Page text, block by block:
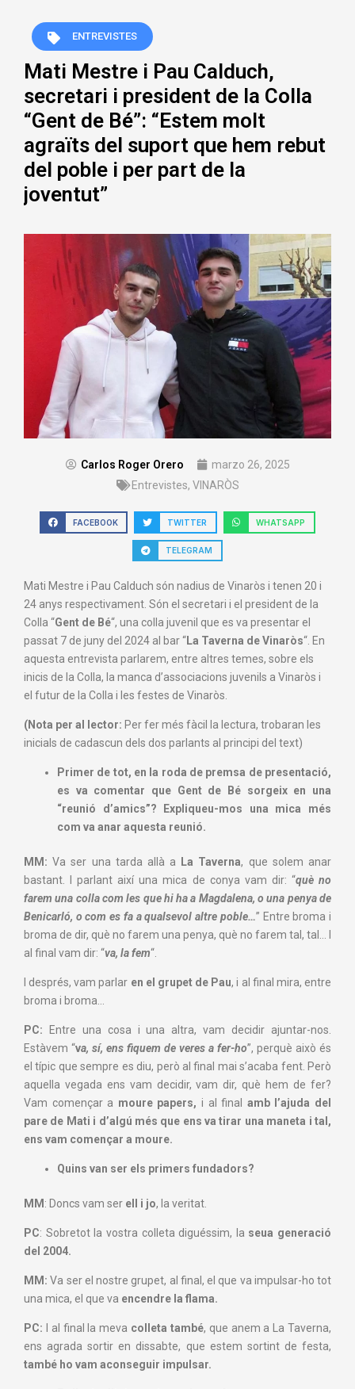
ENTREVISTES
Mati Mestre i Pau Calduch,
secretari i president de la Colla
“Gent de Bé”: “Estem molt
agraïts del suport que hem rebut
del poble i per part de la
joventut”
Carlos Roger Orero
marzo 26, 2025
Entrevistes, VINARÒS
FACEBOOK TWITTER WHATSAPP
TELEGRAM
Mati Mestre i Pau Calduch són nadius de Vinaròs i tenen 20 i
24 anys respectivament. Són el secretari i el president de la
Colla “Gent de Bé“, una colla juvenil que es va presentar el
passat 7 de juny del 2024 al bar “La Taverna de Vinaròs“. En
aquesta entrevista parlarem, entre altres temes, sobre els
inicis de la Colla, la manca d’associacions juvenils a Vinaròs i
el futur de la Colla i les festes de Vinaròs.
(Nota per al lector: Per fer més fàcil la lectura, trobaran les
inicials de cadascun dels dos parlants al principi del text)
Primer de tot, en la roda de premsa de presentació,
es va comentar que Gent de Bé sorgeix en una
“reunió d’amics”? Expliqueu-mos una mica més
com va anar aquesta reunió.
MM: Va ser una tarda allà a La Taverna, que solem anar
bastant. I parlant així una mica de conya vam dir: “què no
farem una colla com les que hi ha a Magdalena, o una penya de
Benicarló, o com es fa a qualsevol altre poble…” Entre broma i
broma de dir, què no farem una penya, què no farem tal, tal… I
al final vam dir: “va, la fem“.
I després, vam parlar en el grupet de Pau, i al final mira, entre
broma i broma…
PC: Entre una cosa i una altra, vam decidir ajuntar-nos.
Estàvem “va, sí, ens fiquem de veres a fer-ho”, perquè això és
el típic que sempre es diu, però al final mai s’acaba fent. Però
aquella vegada ens vam decidir, vam dir, què hem de fer?
Vam començar a moure papers,i al final
amb l’ajuda del
pare de Mati i d’algú més que ens va tirar una maneta i tal,
ens vam començar a moure.
Quins van ser els primers fundadors?
MM : Doncs vam ser ell i jo, la veritat.
PC: Sobretot la vostra colleta diguéssim, la seua generació
del 2004.
MM: Va ser el nostre grupet, al final, el que va impulsar-ho tot
una mica, el que va encendre la flama.
PC: I al final la meva colleta també, que anem a La Taverna,
ens agrada sortir en dissabte, que estem sortint de festa,
també ho vam aconseguir impulsar.